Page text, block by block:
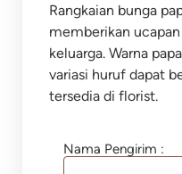
Rangkaian bunga
memberikan
keluarga. Warna
variasi huruf dapat
tersedia di florist.
Nama Pengirim :